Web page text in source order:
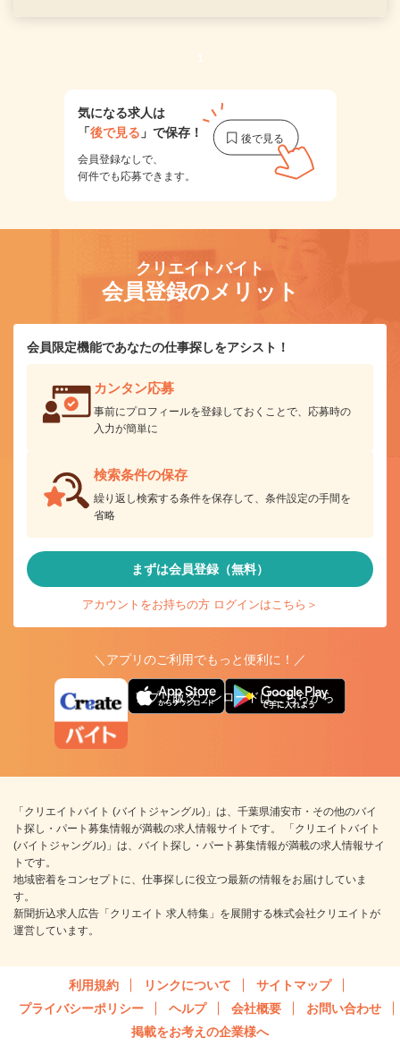
1
気になる求人は
「後で見る 」で保存！
会員登録なしで、
何件でも応募できます。
クリエイトバイト
会員登録のメリット
会員限定機能であなたの仕事探しをアシスト！
カンタン応募
事前にプロフィールを登録しておくことで、応募時の
入力が簡単に
検索条件の保存
繰り返し検索する条件を保存して、条件設定の手間を
省略
まずは会員登録（無料）
アカウントをお持ちの方 ログインはこちら＞
＼アプリのご利用でもっと便利に！／
アプリ版ダウンロードはこちらから
「クリエイトバイト (バイトジャングル)」は、千葉県浦安市・その他のバイ
ト探し・パート募集情報が満載の求人情報サイトです。 「クリエイトバイト
(バイトジャングル)」は、バイト探し・パート募集情報が満載の求人情報サイ
トです。
地域密着をコンセプトに、仕事探しに役立つ最新の情報をお届けしていま
す。
新聞折込求人広告「クリエイト 求人特集」を展開する株式会社クリエイトが
運営しています。
利用規約 リンクについて
サイトマップ
プライバシーポリシー
ヘルプ 会社概要
お問い合わせ
掲載をお考えの企業様へ